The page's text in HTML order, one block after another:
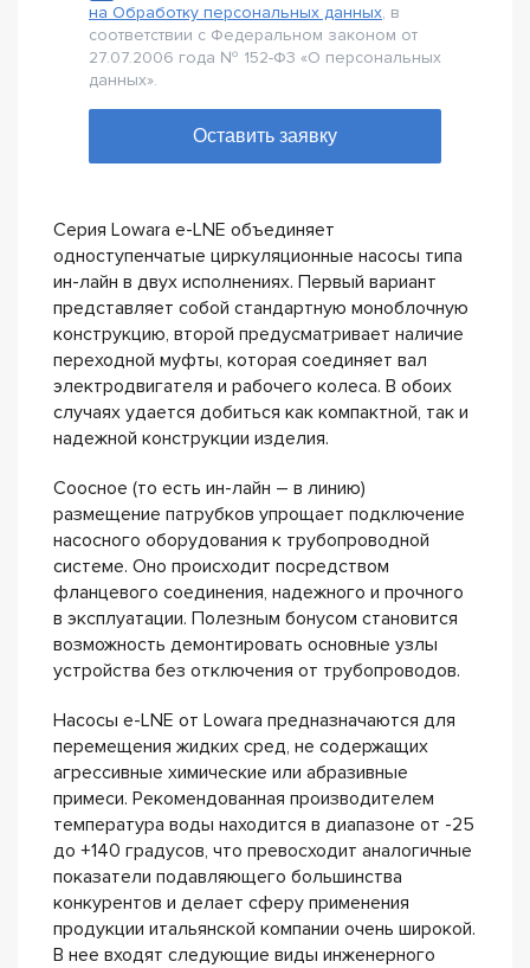
на Обработку персональных данных, в
соответствии с Федеральном законом от
27.07.2006 года № 152-Ф3 «О персональных
данных».
Серия Lowara e-LNE объединяет
одноступенчатые циркуляционные насосы типа
ин-лайн в двух исполнениях. Первый вариант
представляет собой стандартную моноблочную
конструкцию, второй предусматривает наличие
переходной муфты, которая соединяет вал
электродвигателя и рабочего колеса. В обоих
случаях удается добиться как компактной, так и
надежной конструкции изделия.
Соосное (то есть ин-лайн – в линию)
размещение патрубков упрощает подключение
насосного оборудования к трубопроводной
системе. Оно происходит посредством
фланцевого соединения, надежного и прочного
в эксплуатации. Полезным бонусом становится
возможность демонтировать основные узлы
устройства без отключения от трубопроводов.
Насосы e-LNE от Lowara предназначаются для
перемещения жидких сред, не содержащих
агрессивные химические или абразивные
примеси. Рекомендованная производителем
температура воды находится в диапазоне от -25
до +140 градусов, что превосходит аналогичные
показатели подавляющего большинства
конкурентов и делает сферу применения
продукции итальянской компании очень широкой.
В нее входят следующие виды инженерного